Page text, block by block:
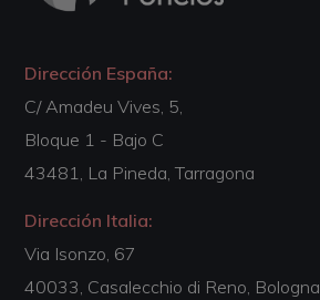
Dirección España:
C/ Amadeu Vives, 5,
Bloque 1 - Bajo C
43481, La Pineda, Tarragona
Dirección Italia:
Via Isonzo, 67
40033, Casalecchio di Reno, Bologna